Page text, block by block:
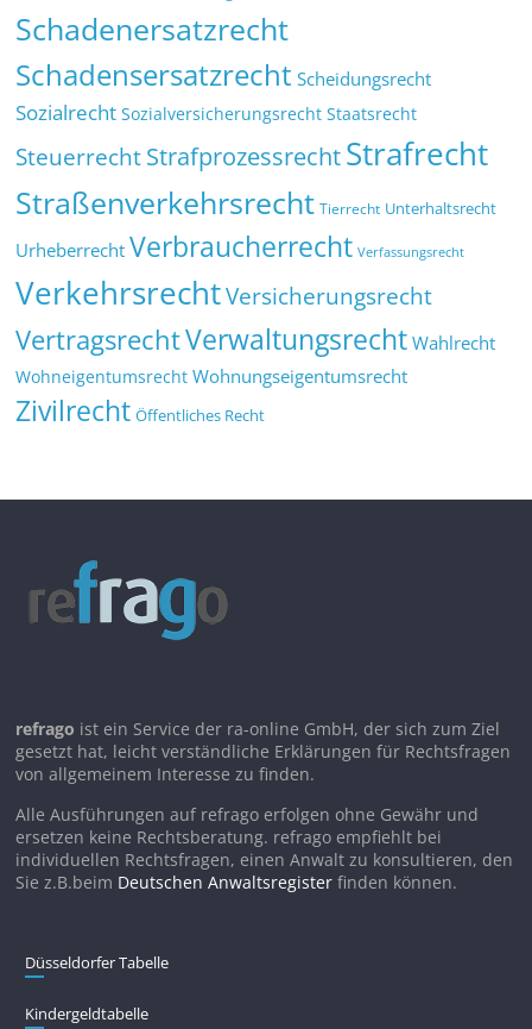
Schadenersatzrecht
Schadensersatzrecht Scheidungsrecht
Sozialrecht Sozialversicherungsrecht Staatsrecht
SteuerrechtStrafprozessrechtStrafrecht
Straßenverkehrsrecht Tierrecht Unterhaltsrecht
Urheberrecht Verbraucherrecht Verfassungsrecht
VerkehrsrechtVersicherungsrecht
VertragsrechtVerwaltungsrecht Wahlrecht
Wohneigentumsrecht Wohnungseigentumsrecht
Zivilrecht Öffentliches Recht
refrago ist ein Service der ra-online GmbH, der sich zum Ziel
gesetzt hat, leicht verständliche Erklärungen für Rechtsfragen
von allgemeinem Interesse zu finden.
Alle Ausführungen auf refrago erfolgen ohne Gewähr und
ersetzen keine Rechtsberatung. refrago empfiehlt bei
individuellen Rechtsfragen, einen Anwalt zu konsultieren, den
Sie z.B.beim Deutschen Anwaltsregister finden können.
Düsseldorfer Tabelle
Kindergeldtabelle